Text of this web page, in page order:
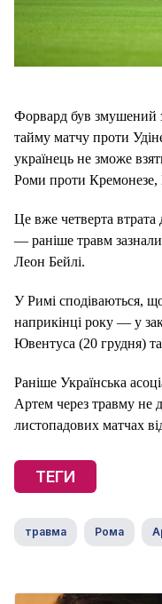
Форвард був змушений
тайму матчу проти
українець не зможе
Роми проти Кремонезе,
Це вже четверта втрата
— раніше травм
Леон Бейлі.
У Римі сподіваються,
наприкінці року — у
Ювентуса (20 грудня)
Раніше Українська
Артем через травму не
листопадових матчах
ТЕГИ
травма Рома